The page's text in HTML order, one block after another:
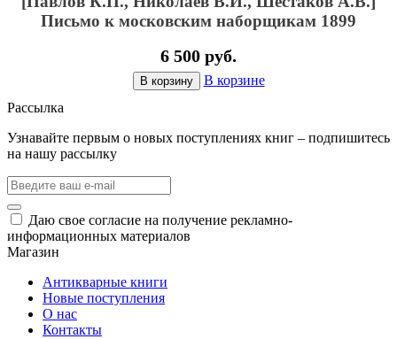
Письмо к московским наборщикам 1899
6 500 руб.
В корзину
В корзине
Рассылка
Узнавайте первым о новых поступлениях книг – подпишитесь
на нашу рассылку
Даю свое согласие на получение рекламно-
информационных материалов
Магазин
Антикварные книги
Новые поступления
О нас
Контакты